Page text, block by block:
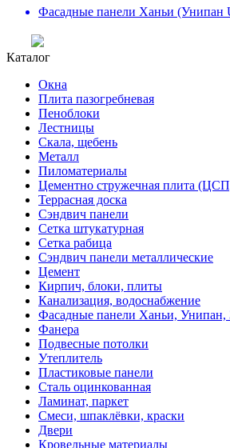
Фасадные панели Ханьи (Унипан
Каталог
Окна
Плита пазогребневая
Пеноблоки
Лестницы
Скала, щебень
Металл
Пиломатериалы
Цементно стружечная плита
Террасная доска
Сэндвич панели
Сетка штукатурная
Сетка рабица
Сэндвич панели металлические
Цемент
Кирпич, блоки, плиты
Канализация, водоснабжение
Фасадные панели Ханьи, Унипан,
Фанера
Подвесные потолки
Утеплитель
Пластиковые панели
Сталь оцинкованная
Ламинат, паркет
Смеси, шпаклёвки, краски
Двери
Кровельные материалы